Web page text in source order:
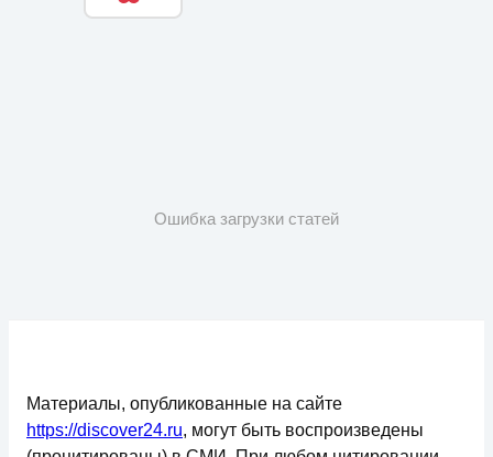
Ошибка загрузки статей
Материалы, опубликованные на сайте
https://discover24.ru, могут быть воспроизведены